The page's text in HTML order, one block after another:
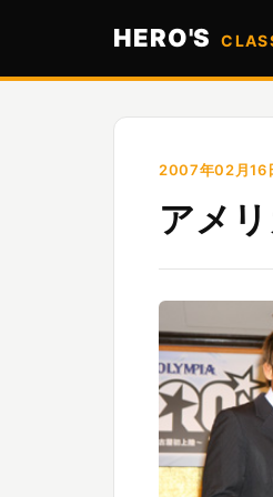
HERO'S
2007年02月16
アメ